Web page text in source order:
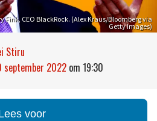
Fink, CEO BlackRock. (Alex Kraus/Bloomberg via
Getty Images)
Stiru
september 2022 om 19:30
voor